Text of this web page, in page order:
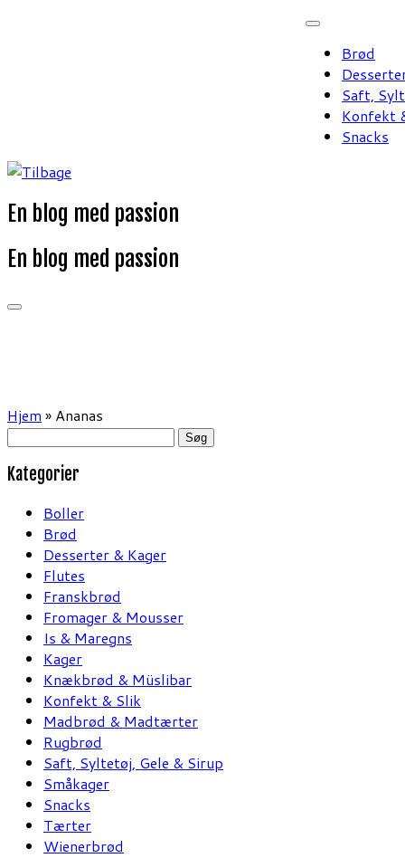
Brød
Saft,
Konfekt
Snacks
En blog med passion
En blog med passion
Hjem » Ananas
Søg
Kategorier
Boller
Brød
Desserter & Kager
Flutes
Franskbrød
Fromager & Mousser
Is & Maregns
Kager
Knækbrød & Müslibar
Konfekt & Slik
Madbrød & Madtærter
Rugbrød
Saft, Syltetøj, Gele & Sirup
Småkager
Snacks
Tærter
Wienerbrød